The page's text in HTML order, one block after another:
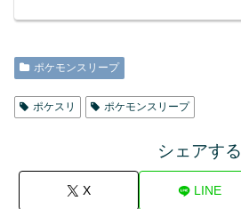
ポケモンスリープ
ポケスリ ポケモンスリープ
シェアする
X LINE